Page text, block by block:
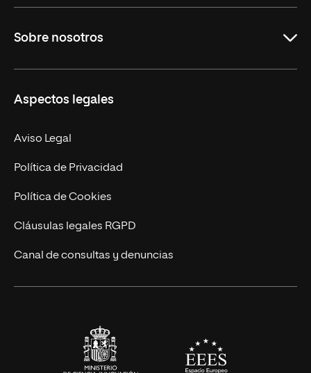
Másteres Oficiales
Doctorados
Experto Universitario
Postgrados
Cursos Universitarios
Sobre nosotros
Facultades
Nuestro Equipo
Trabaja en UNIR
Actualidad
UNIR Revista
Eventos
Aspectos legales
Aviso Legal
Política de Privacidad
Política de Cookies
Cláusulas legales RGPD
Canal de consultas y denuncias